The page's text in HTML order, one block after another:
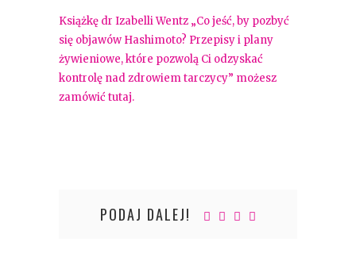
Książkę dr Izabelli Wentz „Co jeść, by pozbyć
się objawów Hashimoto? Przepisy i plany
żywieniowe, które pozwolą Ci odzyskać
kontrolę nad zdrowiem tarczycy” możesz
zamówić tutaj.
PODAJ DALEJ!